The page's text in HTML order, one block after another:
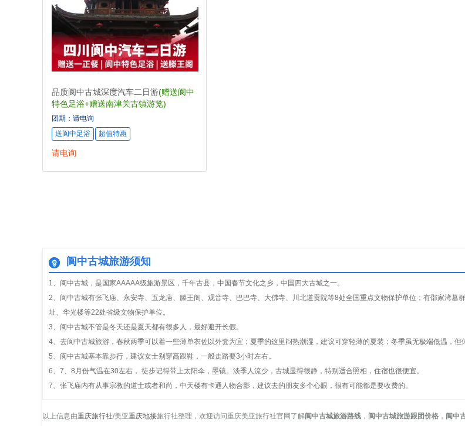
品质阆中古城深度汽车二日游(赠送阆中
特色足浴+赠送南津关古镇游览)
团期：请电询
送阆中足浴
超值特惠
请电询
阆中古城旅游须知
1、阆中古城，是国家AAAAA级旅游景区，千年古县，中国春节文化之乡，中国四大古城之一。
2、阆中古城有张飞庙、永安寺、五龙庙、滕王阁、观音寺、巴巴寺、大佛寺、川北道贡院等8处全国重点文物保护单位；有邵家湾
址、华光楼等22处省级文物保护单位。
3、阆中古城不管是冬天还是夏天都有很多人，最好避开长假。
4、去阆中古城旅游，春秋两季可以着一些薄单衣佐以外套为宜；夏季的这里闷热潮湿，建议可穿轻薄的夏装；冬季虽无极端低温，但
5、阆中古城基本靠步行，建议女士别穿高跟鞋，一般走路要3小时左右。
6、7、8月份气温在30左右， 徒步记得带上太阳伞，墨镜。淡季人流少，古城显得很静，特别适合照相，住宿也很便宜。
7、张飞庙内有从事宗教的道士或者和尚，中天楼有卡通人物合影，建议去的朋友多个心眼，很有可能都是要收费的。
以上信息由重庆旅行社/美亚重庆地接旅行社整理，欢迎访问重庆美亚旅行社官网了解阆中古城旅游路线 ， 阆中古城旅游跟团价格 ， 阆中